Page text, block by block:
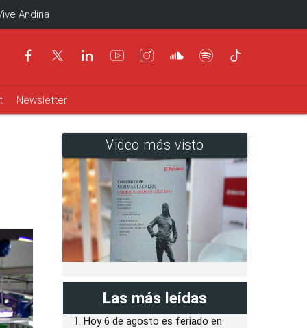
Andina
Newsletter
Video más visto
Las más leídas
Hoy 6 de agosto es feriado en